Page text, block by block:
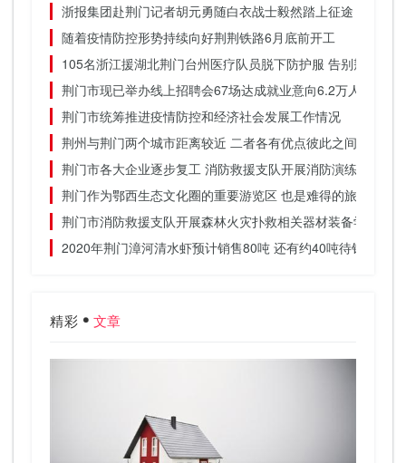
浙报集团赴荆门记者胡元勇随白衣战士毅然踏上征途
随着疫情防控形势持续向好荆荆铁路6月底前开工
105名浙江援湖北荆门台州医疗队员脱下防护服 告别荆门的
荆门市现已举办线上招聘会67场达成就业意向6.2万人
荆门市统筹推进疫情防控和经济社会发展工作情况
荆州与荆门两个城市距离较近 二者各有优点彼此之间差别不
荆门市各大企业逐步复工 消防救援支队开展消防演练
荆门作为鄂西生态文化圈的重要游览区 也是难得的旅游胜地
荆门市消防救援支队开展森林火灾扑救相关器材装备学习
2020年荆门漳河清水虾预计销售80吨 还有约40吨待销
精彩 文章